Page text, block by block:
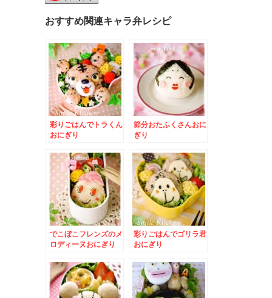
おすすめ関連キャラ弁レシピ
彩りごはんでトラくん
おにぎり
節分おたふくさんおに
ぎり
でこぼこフレンズのメ
ロディーヌおにぎり
彩りごはんでゴリラ君
おにぎり